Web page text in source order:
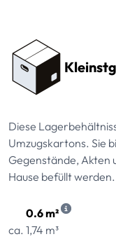
Diese
Umzugskartons. Sie
Gegenstände, Akten
Hause befüllt werden.
0.6 m²
ca. 1,74 m³